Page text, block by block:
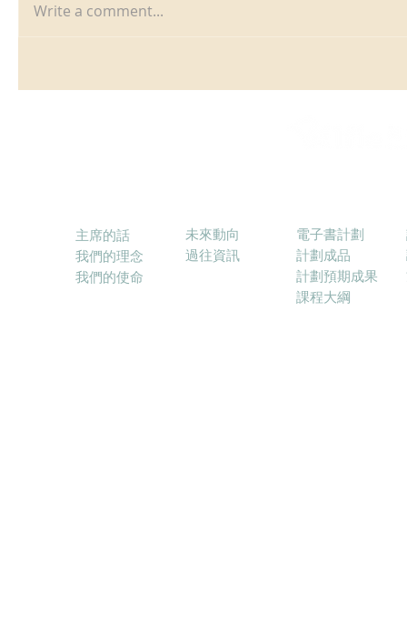
Write a comment...
主席的話
我們的理念
我們的使命
未來動向
過往資訊
電子書計劃
計劃成品
計劃預期成果
課程大綱